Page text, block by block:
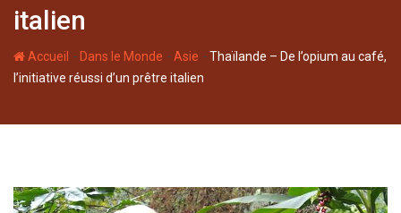
italien
Accueil - Dans le Monde -Asie -Thaïlande – De l’opium au café,
l’initiative réussi d’un prêtre italien